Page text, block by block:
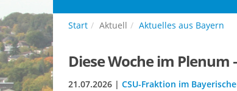
Start Aktuell Aktuelles aus Bayern
Diese Woche im Plenum
21.07.2026 | CSU-Fraktion im